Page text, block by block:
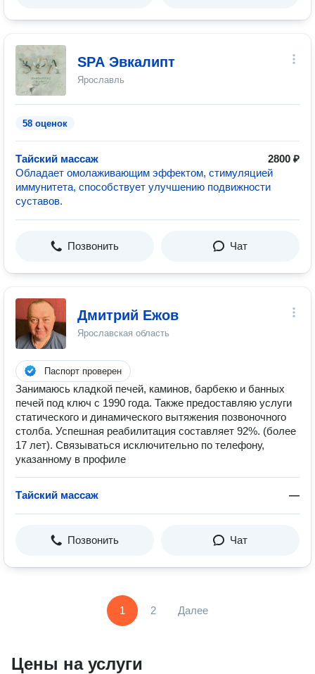
SPA Эвкалипт
Ярославль
58 оценок
Тайский массаж
2800 ₽
Обладает омолаживающим эффектом, стимуляцией
иммунитета, способствует улучшению подвижности
суставов.
Позвонить Чат
Дмитрий Ежов
Ярославская область
Паспорт проверен
Занимаюсь кладкой печей, каминов, барбекю и банных
печей под ключ с 1990 года. Также предоставляю услуги
статического и динамического вытяжения позвоночного
столба. Успешная реабилитация составляет 92%. (более
17 лет). Связываться исключительно по телефону,
указанному в профиле
Тайский массаж —
Позвонить Чат
1 2 Далее
Цены на услуги